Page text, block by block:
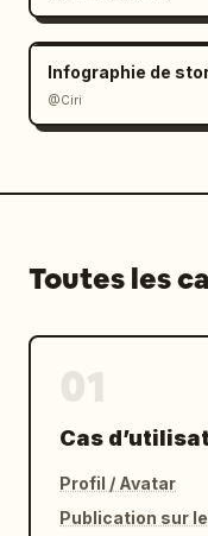
Infographie de
@Ciri
Toutes les
Cas
Profil / Avatar
Publication sur